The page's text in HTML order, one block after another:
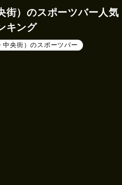
街）のスポーツバー人気
キング
中央街）のスポーツバー